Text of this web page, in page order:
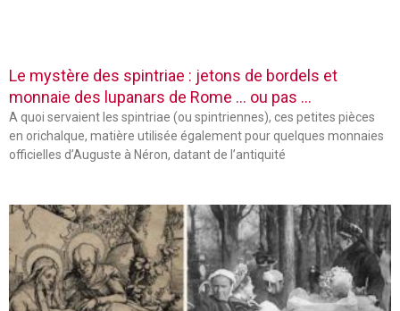
Le mystère des spintriae : jetons de bordels et
monnaie des lupanars de Rome … ou pas …
A quoi servaient les spintriae (ou spintriennes), ces petites pièces
en orichalque, matière utilisée également pour quelques monnaies
officielles d’Auguste à Néron, datant de l’antiquité